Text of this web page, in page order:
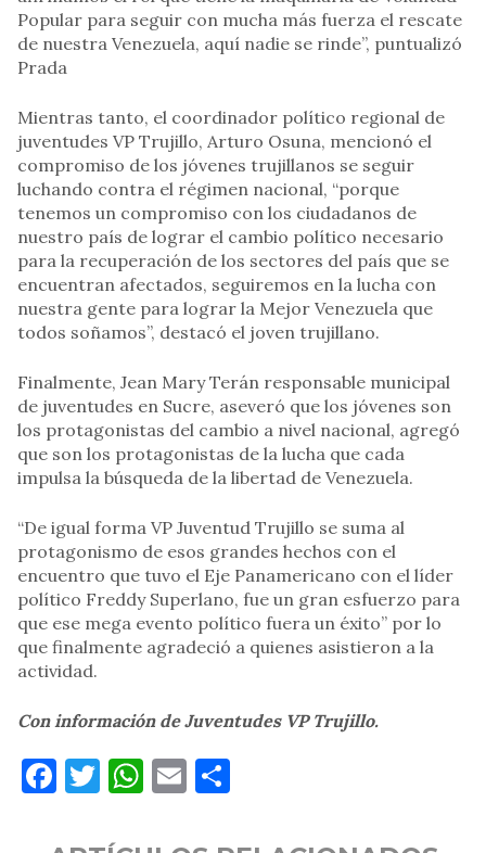
Popular para seguir con mucha más fuerza el rescate
de nuestra Venezuela, aquí nadie se rinde”, puntualizó
Prada
Mientras tanto, el coordinador político regional de
juventudes VP Trujillo, Arturo Osuna, mencionó el
compromiso de los jóvenes trujillanos se seguir
luchando contra el régimen nacional, “porque
tenemos un compromiso con los ciudadanos de
nuestro país de lograr el cambio político necesario
para la recuperación de los sectores del país que se
encuentran afectados, seguiremos en la lucha con
nuestra gente para lograr la Mejor Venezuela que
todos soñamos”, destacó el joven trujillano.
Finalmente, Jean Mary Terán responsable municipal
de juventudes en Sucre, aseveró que los jóvenes son
los protagonistas del cambio a nivel nacional, agregó
que son los protagonistas de la lucha que cada
impulsa la búsqueda de la libertad de Venezuela.
“De igual forma VP Juventud Trujillo se suma al
protagonismo de esos grandes hechos con el
encuentro que tuvo el Eje Panamericano con el líder
político Freddy Superlano, fue un gran esfuerzo para
que ese mega evento político fuera un éxito” por lo
que finalmente agradeció a quienes asistieron a la
actividad.
Con información de Juventudes VP Trujillo.
Facebook
Twitter
WhatsApp
Email